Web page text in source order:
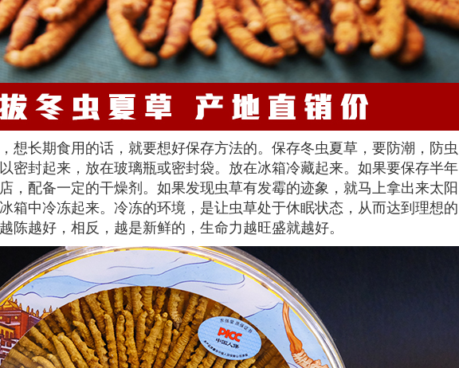
想长期食用的话，就要想好保存方法的。保存冬虫夏草，要防潮，防虫
密封起来，放在玻璃瓶或密封袋。放在冰箱冷藏起来。如果要保存半年
，配备一定的干燥剂。如果发现虫草有发霉的迹象，就马上拿出来太阳
箱中冷冻起来。冷冻的环境，是让虫草处于休眠状态，从而达到理想的
陈越好，相反，越是新鲜的，生命力越旺盛就越好。